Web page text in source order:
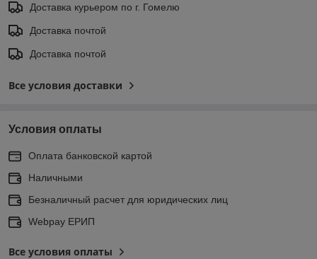
Доставка курьером по г. Гомелю
Доставка почтой
Доставка почтой
Все условия доставки
Условия оплаты
Оплата банковской картой
Наличными
Безналичный расчет для юридических лиц
Webpay ЕРИП
Все условия оплаты